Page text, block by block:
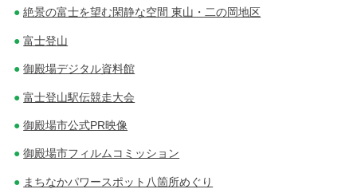
ン 絶景の富士を望む閑静な空間 東山・二の岡地区
富士登山
御殿場デジタル資料館
富士登山駅伝競走大会
御殿場市公式PR映像
御殿場市フィルムコミッション
まちなかパワースポット八箇所めぐり